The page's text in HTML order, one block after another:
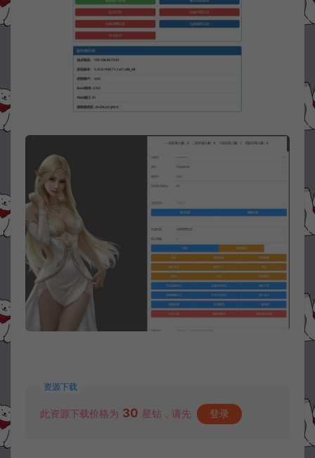
资源下载
此资源下载价格为 30 星钻，请先 登录